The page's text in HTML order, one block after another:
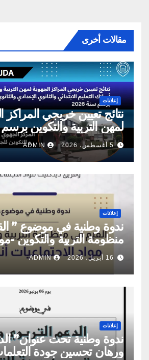
مقالات أخرى
إعلانات
نتائج تعيين خريجي المراكز
لمهن التربية والتكوين برسم
5 أغسطس، 2026 ADMIN
إعلانات
ندوة وطنية في موضوع ”
منظومة التربية والتكوين -
الاجتماعيات أنموذجا”
16 أبريل، 2026 ADMIN
إعلانات
ندوة وطنية تحت عنوان”
ورهان تحسين جودة